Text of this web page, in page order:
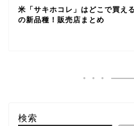
米「サキホコレ」はどこで買え
の新品種！販売店まとめ
検索